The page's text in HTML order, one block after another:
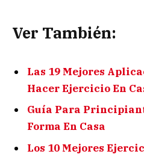
Ver También:
Las 19 Mejores
Hacer Ejercicio En
Guía Para
Forma En Casa
Los 10 Mejores